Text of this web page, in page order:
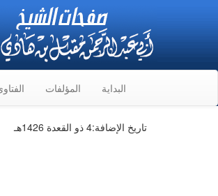
البداية المؤلفات
تاريخ الإضافة:4 ذو القعدة 1426هـ